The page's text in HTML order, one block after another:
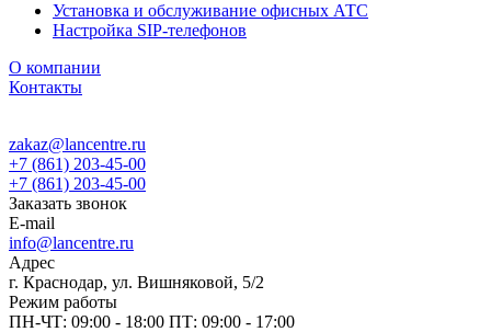
Установка и обслуживание офисных АТС
Настройка SIP-телефонов
О компании
Контакты
zakaz@lancentre.ru
+7 (861) 203-45-00
+7 (861) 203-45-00
Заказать звонок
E-mail
info@lancentre.ru
Адрес
г. Краснодар, ул. Вишняковой, 5/2
Режим работы
ПН-ЧТ: 09:00 - 18:00 ПТ: 09:00 - 17:00